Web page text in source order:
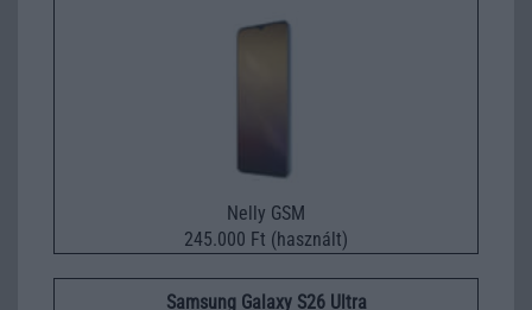
Nelly GSM
245.000 Ft (használt)
Samsung Galaxy S26 Ultra